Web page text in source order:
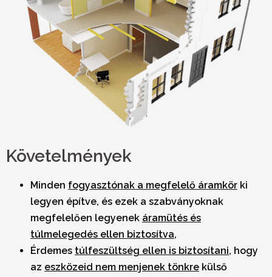
Követelmények
Minden fogyasztónak a megfelelő áramkör ki
legyen építve, és ezek a szabványoknak
megfelelően legyenek áramütés és
túlmelegedés ellen biztosítva,
Érdemes túlfeszültség ellen is biztosítani, hogy
az eszközeid nem menjenek tönkre külső